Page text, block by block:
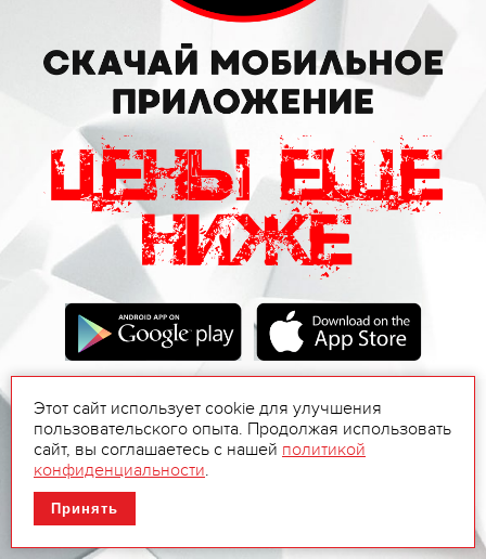
Этот сайт использует cookie для улучшения
пользовательского опыта. Продолжая использовать
сайт, вы соглашаетесь с нашей политикой
конфиденциальности.
Принять